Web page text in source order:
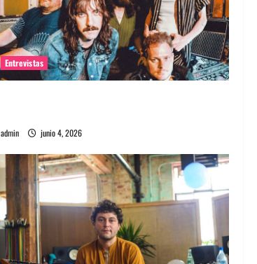
Entrevistas
admin junio 4, 2026